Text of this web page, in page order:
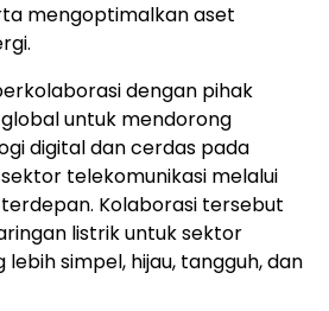
mengoptimalkan aset
dengan pihak
untuk mendorong
digital dan cerdas pada
telekomunikasi melalui
Kolaborasi tersebut
listrik untuk sektor
simpel, hijau, tangguh, dan